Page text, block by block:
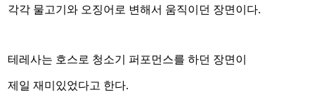
각각 물고기와 오징어로 변해서 움직이던 장면이다.
테레사는 호스로 청소기 퍼포먼스를 하던 장면이
제일 재미있었다고 한다.